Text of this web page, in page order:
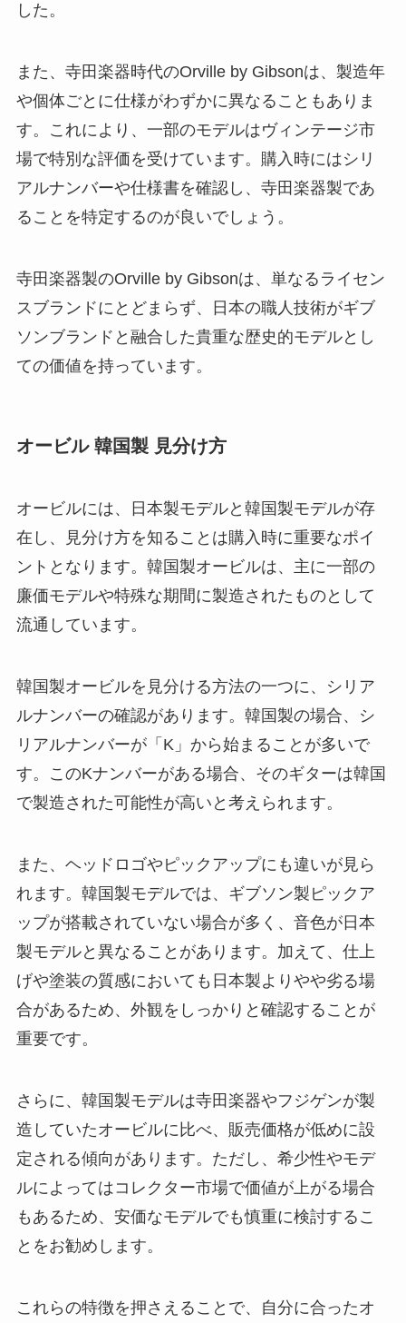
した。
また、寺田楽器時代のOrville by Gibsonは、製造年
や個体ごとに仕様がわずかに異なることもありま
す。これにより、一部のモデルはヴィンテージ市
場で特別な評価を受けています。購入時にはシリ
アルナンバーや仕様書を確認し、寺田楽器製であ
ることを特定するのが良いでしょう。
寺田楽器製のOrville by Gibsonは、単なるライセン
スブランドにとどまらず、日本の職人技術がギブ
ソンブランドと融合した貴重な歴史的モデルとし
ての価値を持っています。
オービル 韓国製 見分け方
オービルには、日本製モデルと韓国製モデルが存
在し、見分け方を知ることは購入時に重要なポイ
ントとなります。韓国製オービルは、主に一部の
廉価モデルや特殊な期間に製造されたものとして
流通しています。
韓国製オービルを見分ける方法の一つに、シリア
ルナンバーの確認があります。韓国製の場合、シ
リアルナンバーが「K」から始まることが多いで
す。このKナンバーがある場合、そのギターは韓国
で製造された可能性が高いと考えられます。
また、ヘッドロゴやピックアップにも違いが見ら
れます。韓国製モデルでは、ギブソン製ピックア
ップが搭載されていない場合が多く、音色が日本
製モデルと異なることがあります。加えて、仕上
げや塗装の質感においても日本製よりやや劣る場
合があるため、外観をしっかりと確認することが
重要です。
さらに、韓国製モデルは寺田楽器やフジゲンが製
造していたオービルに比べ、販売価格が低めに設
定される傾向があります。ただし、希少性やモデ
ルによってはコレクター市場で価値が上がる場合
もあるため、安価なモデルでも慎重に検討するこ
とをお勧めします。
これらの特徴を押さえることで、自分に合ったオ